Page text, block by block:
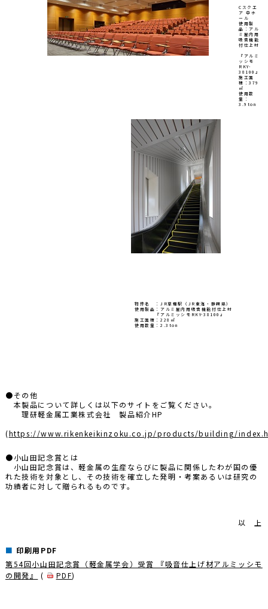
Cスクエ
ア 中ホ
ール
使用製
品：アル
ミ屋内用
吸音機能
付仕上材
『アルミ
ッシモ
RKY-
38100』
施工面
積：379
㎡
使用数
量：
3.9ton
物件名 ：JR草薙駅（JR東海・静岡県）
使用製品：アルミ屋内用吸音機能付仕上材
『アルミッシモRKY-38100』
施工面積：228㎡
使用数量：2.3ton
●その他
本製品について詳しくは以下のサイトをご覧ください。
理研軽金属工業株式会社 製品紹介HP
(https://www.rikenkeikinzoku.co.jp/products/building/
●小山田記念賞とは
小山田記念賞は、軽金属の生産ならびに製品に関係したわが国の優
れた技術を対象とし、その技術を確立した発明・考案あるいは研究の
功績者に対して贈られるものです。
以 上
印刷用PDF
第54回小山田記念賞（軽金属学会）受賞 『吸音仕上げ材アルミッシモ
の開発』
( PDF)